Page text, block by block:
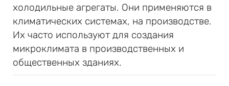
холодильные агрегаты. Они применяются в
климатических системах, на производстве.
Их часто используют для создания
микроклимата в производственных и
общественных зданиях.